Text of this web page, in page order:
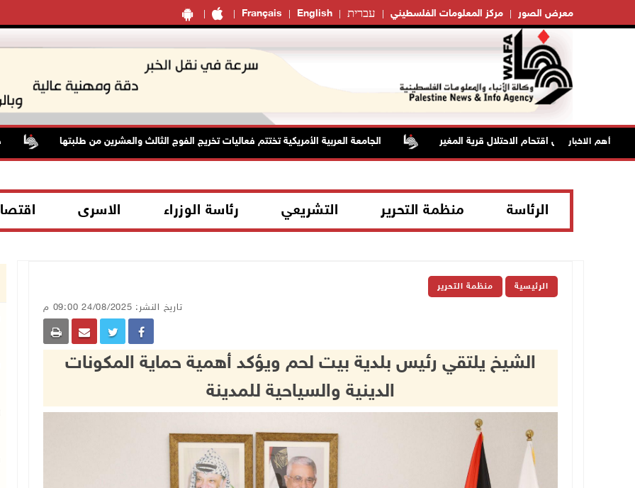
Français English עברית مركز المعلومات الفلسطيني معرض الصور
أهم الاخبار
خلال اقتحام الاحتلال قرية المغير الجامعة العربية الأمريكية تختتم فعاليات تخريج الفوج الثالث والعشرين من طلبتها حالة
الرئاسة منظمة التحرير التشريعي رئاسة الوزراء الاسرى
الرئيسية منظمة التحرير
تاريخ النشر: 24/08/2025 09:00 م
الشيخ يلتقي رئيس بلدية بيت لحم ويؤكد أهمية حماية المكونات
الدينية والسياحية للمدينة